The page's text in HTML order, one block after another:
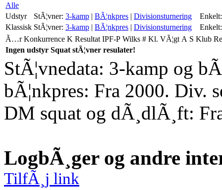
Alle
Udstyr
StÃ¦vner: 3-kamp | BÃ¦nkpres | Divisionsturnering
Enkelt:
Klassisk StÃ¦vner: 3-kamp | BÃ¦nkpres | Divisionsturnering
Enkelt:
Ã…r Konkurrence K Resultat IPF-P Wilks # Kl. VÃ¦gt A S Klub
Ingen udstyr Squat stÃ¦vner resulater!
StÃ¦vnedata: 3-kamp og
bÃ¦nkpres: Fra 2000. Div.
DM squat og dÃ¸dlÃ¸ft:
LogbÃ¸ger og andre
TilfÃ¸j link